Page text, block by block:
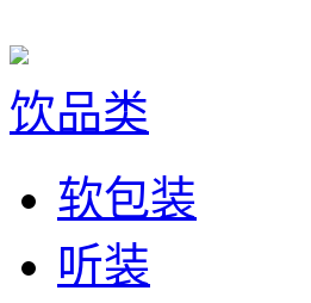
饮品类
软包装
听装